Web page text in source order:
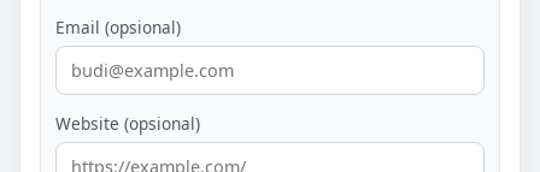
Email (opsional)
Website (opsional)